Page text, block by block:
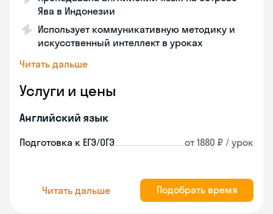
Ява в Индонезии
Использует коммуникативную методику и
искусственный интеллект в уроках
Читать дальше
Услуги и цены
Английский язык
Подготовка к ЕГЭ/ОГЭ от 1880 ₽ / урок
Читать дальше Подобрать время